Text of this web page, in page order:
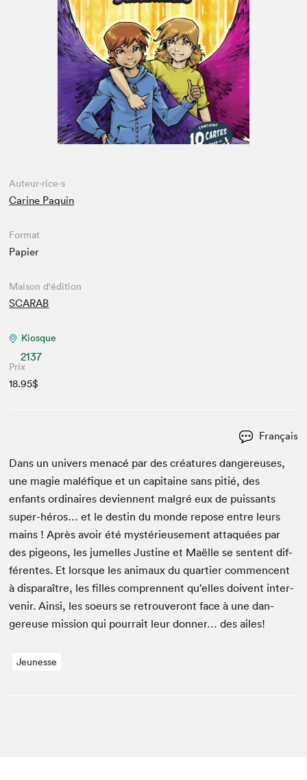
Espace médias
Auteur·rice·s
Carine Paquin
Format
Papier
Maison d'édition
SCARAB
Kiosque
2137
Prix
18.95$
Français
Dans un univers men­acé par des créa­tures dan­gereuses,
une magie malé­fique et un cap­i­taine sans pitié, des
enfants ordi­naires devi­en­nent mal­gré eux de puis­sants
super-héros… et le des­tin du monde repose entre leurs
mains ! Après avoir été mys­térieuse­ment attaquées par
des pigeons, les jumelles Jus­tine et Maëlle se sen­tent dif­
férentes. Et lorsque les ani­maux du quarti­er com­men­cent
à dis­paraître, les filles com­pren­nent qu’elles doivent inter­
venir. Ain­si, les soeurs se retrou­veront face à une dan­
gereuse mis­sion qui pour­rait leur don­ner… des ailes!
Jeunesse